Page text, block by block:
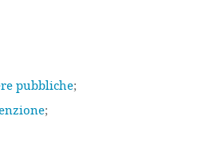
pubbliche;
;